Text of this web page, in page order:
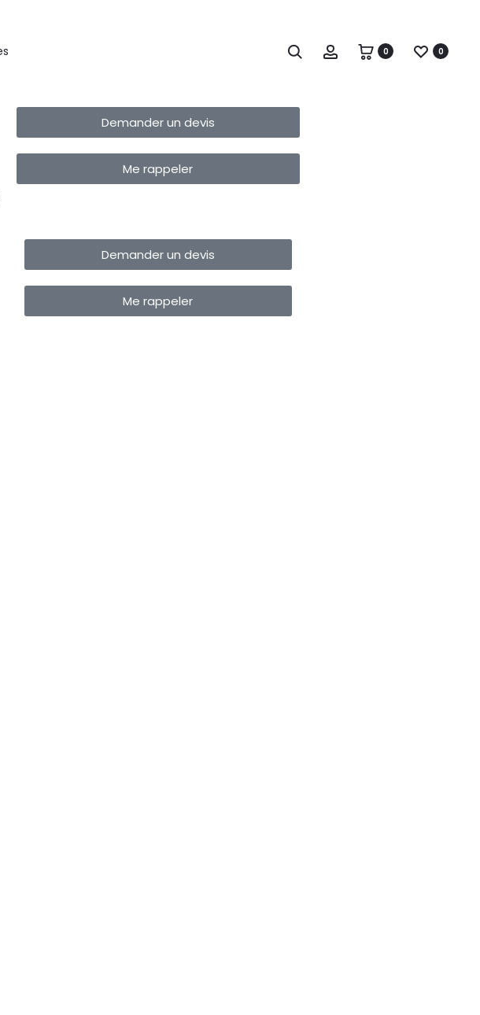
0 0
Demander un devis
Me rappeler
Demander un devis
Me rappeler